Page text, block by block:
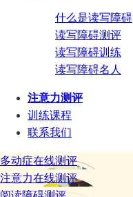
什么是读写障碍
读写障碍测评
读写障碍训练
读写障碍名人
注意力测评
训练课程
联系我们
多动症在线测评
注意力在线测评